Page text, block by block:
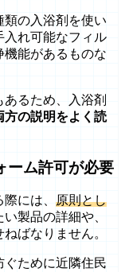
類の入浴剤を使い
入れ可能なフィル
機能があるものな
るため、入浴剤
方の説明をよく読
ーム許可が必要
には、 原則とし
製品の詳細や、
ばなりません。
ために近隣住民